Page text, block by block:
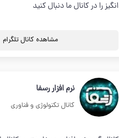
انگیز را در کانال ما دنبال کنید
مشاهده کانال تلگرام
نرم افزار رسفا
کانال تکنولوژی و فناوری